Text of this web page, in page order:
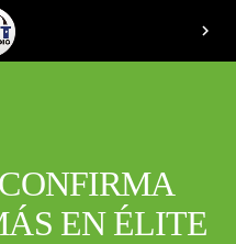
chevron_right
EN ÉLITE